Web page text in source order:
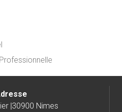
|30900 Nimes